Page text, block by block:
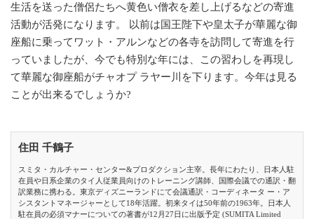
生活を送った僧侶たちへ黄色い僧衣を差し上げるなどの寄進
活動が活発になります。 以前は国王陛下や皇太子が華麗な御
座船に乗ってワット・アルンなどの各寺を訪問して寄進を行
っていましたが、今でも特別な年には、この習わしを再現し
て華麗な御座船がチャオプ ラヤー川を下ります。今年は見る
ことが出来るでしょうか?
住田 千鶴子
スミタ・カルチャー・センター&プロダクション主宰。長年にわたり、日本人駐
在員や日系企業のタイ人従業員向けのトレーニング講師、国際会議での通訳・翻
訳業務に携わる。東京ディズニーランドにて会議通訳・コーディネータ ー・ア
シスタントマネージャーとして18年活躍。初来タイは50年前の1963年。日本人
駐在員の必須マナーについての著書が12月27日に出版予定 (SUMITA Limited